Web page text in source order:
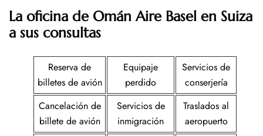
La oficina de Omán Aire Basel en Suiza
a sus consultas
Reserva de
billetes de avión
Equipaje
perdido
Servicios de
conserjería
Cancelación de
billete de avión
Servicios de
inmigración
Traslados al
aeropuerto